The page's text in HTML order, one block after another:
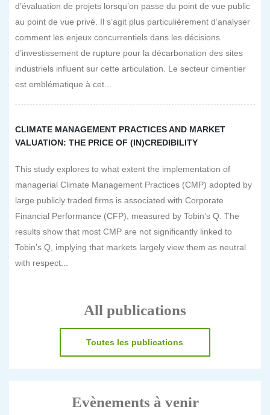
d’évaluation de projets lorsqu’on passe du point de vue public
au point de vue privé. Il s’agit plus particulièrement d’analyser
comment les enjeux concurrentiels dans les décisions
d’investissement de rupture pour la décarbonation des sites
industriels influent sur cette articulation. Le secteur cimentier
est emblématique à cet...
CLIMATE MANAGEMENT PRACTICES AND MARKET
VALUATION: THE PRICE OF (IN)CREDIBILITY
This study explores to what extent the implementation of
managerial Climate Management Practices (CMP) adopted by
large publicly traded firms is associated with Corporate
Financial Performance (CFP), measured by Tobin’s Q. The
results show that most CMP are not significantly linked to
Tobin’s Q, implying that markets largely view them as neutral
with respect...
All publications
Toutes les publications
Evènements à venir